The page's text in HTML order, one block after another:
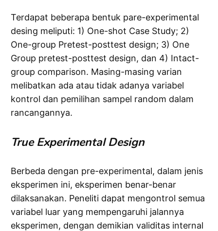
Terdapat beberapa bentuk pare-experimental
desing meliputi: 1) One-shot Case Study; 2)
One-group Pretest-posttest design; 3) One
Group pretest-posttest design, dan 4) Intact-
group comparison. Masing-masing varian
melibatkan ada atau tidak adanya variabel
kontrol dan pemilihan sampel random dalam
rancangannya.
True Experimental Design
Berbeda dengan pre-experimental, dalam jenis
eksperimen ini, eksperimen benar-benar
dilaksanakan. Peneliti dapat mengontrol semua
variabel luar yang mempengaruhi jalannya
eksperimen, dengan demikian validitas internal